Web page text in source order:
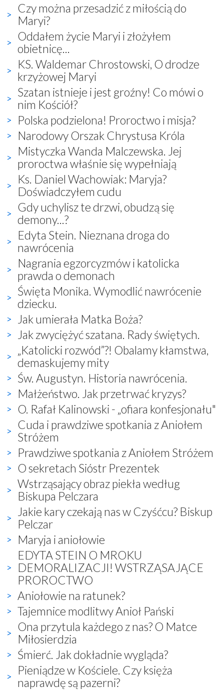
Czy można przesadzić z miłością do
Maryi?
Oddałem życie Maryi i złożyłem
obietnicę...
KS. Waldemar Chrostowski, O drodze
krzyżowej Maryi
Szatan istnieje i jest groźny! Co mówi o
nim Kościół?
Polska podzielona! Proroctwo i misja?
Narodowy Orszak Chrystusa Króla
Mistyczka Wanda Malczewska. Jej
proroctwa właśnie się wypełniają
Ks. Daniel Wachowiak: Maryja?
Doświadczyłem cudu
Gdy uchylisz te drzwi, obudzą się
demony...?
Edyta Stein. Nieznana droga do
nawrócenia
Nagrania egzorcyzmów i katolicka
prawda o demonach
Święta Monika. Wymodlić nawrócenie
dziecku.
Jak umierała Matka Boża?
Jak zwyciężyć szatana. Rady świętych.
„Katolicki rozwód”?! Obalamy kłamstwa,
demaskujemy mity
Św. Augustyn. Historia nawrócenia.
Małżeństwo. Jak przetrwać kryzys?
O. Rafał Kalinowski - „ofiara konfesjonału"
Cuda i prawdziwe spotkania z Aniołem
Stróżem
Prawdziwe spotkania z Aniołem Stróżem
O sekretach Sióstr Prezentek
Wstrząsający obraz piekła według
Biskupa Pelczara
Jakie kary czekają nas w Czyśćcu? Biskup
Pelczar
Maryja i aniołowie
EDYTA STEIN O MROKU
DEMORALIZACJI! WSTRZĄSAJĄCE
PROROCTWO
Aniołowie na ratunek?
Tajemnice modlitwy Anioł Pański
Ona przytula każdego z nas? O Matce
Miłosierdzia
Śmierć. Jak dokładnie wygląda?
Pieniądze w Kościele. Czy księża
naprawdę są pazerni?